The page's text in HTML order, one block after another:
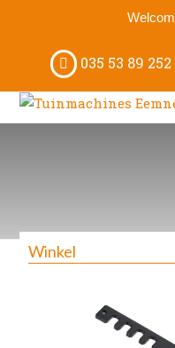
035 53 89 252
Winkel